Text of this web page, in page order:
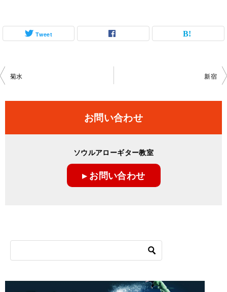
Tweet
投
ビ
菊水 新宿
お問い合わせ
ソウルアローギター教室
▸ お問い合わせ